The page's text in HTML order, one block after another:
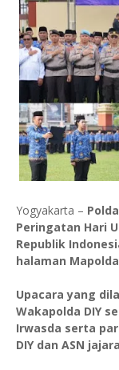
Yogyakarta –
Peringatan Hari
Republik
halaman Mapolda
Upacara yang
Wakapolda DIY
Irwasda serta
DIY dan ASN